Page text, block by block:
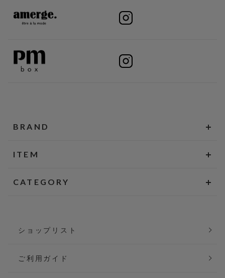
BRAND
ITEM
CATEGORY
ショップリスト
ご利用ガイド